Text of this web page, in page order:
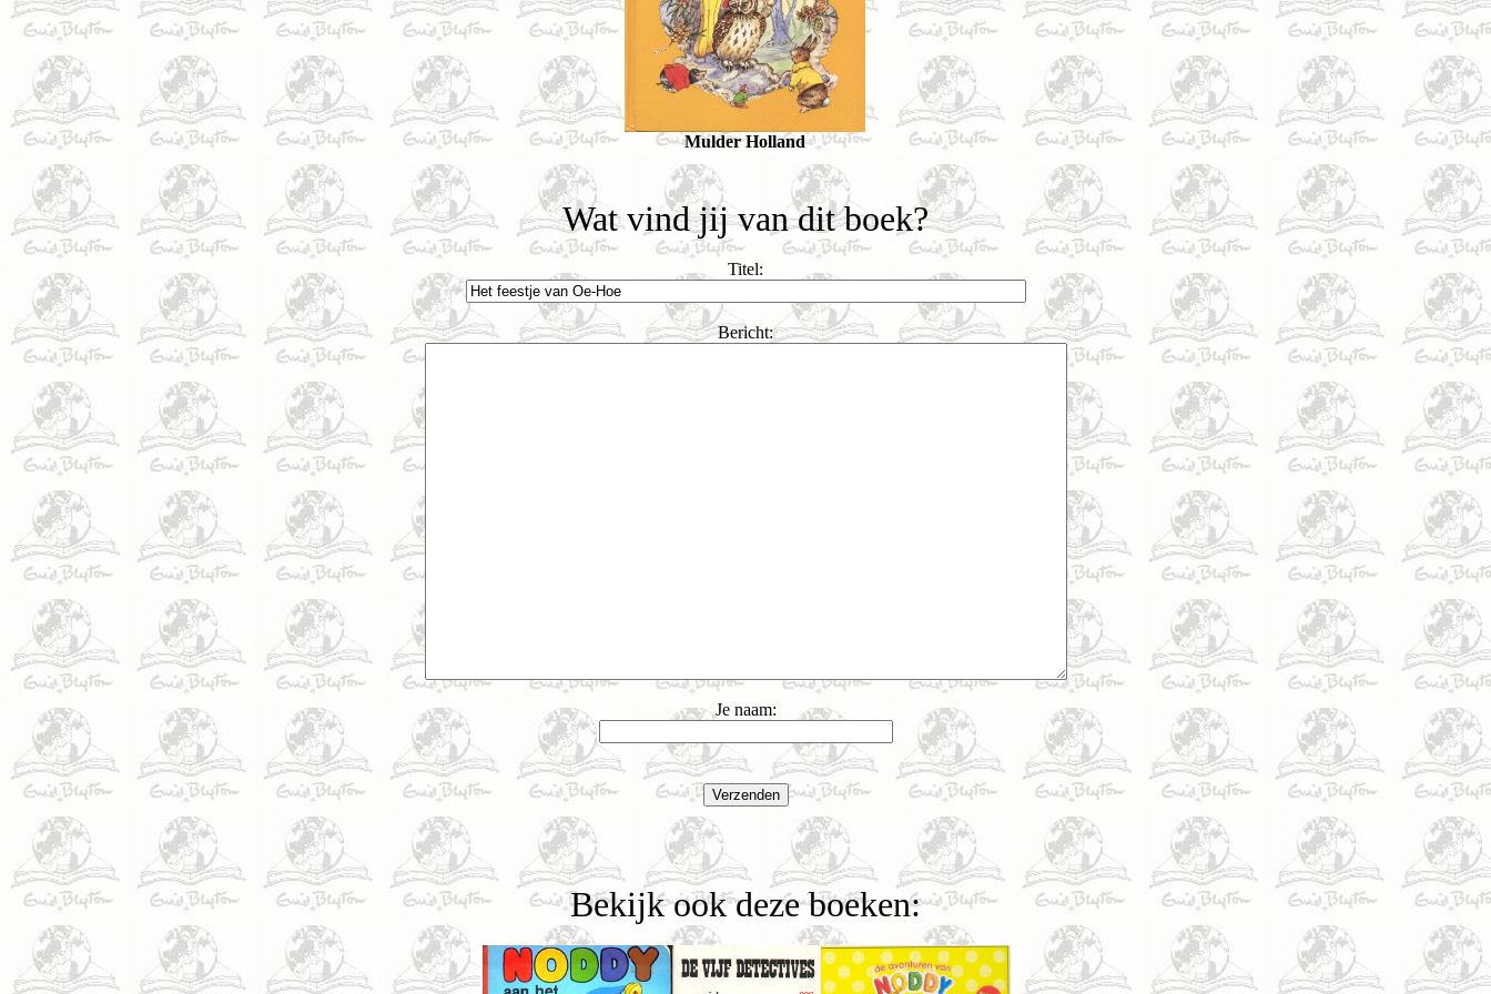
Mulder Holland
Wat vind jij van dit boek?
Titel:
Bericht:
Je naam:
Bekijk ook deze boeken: